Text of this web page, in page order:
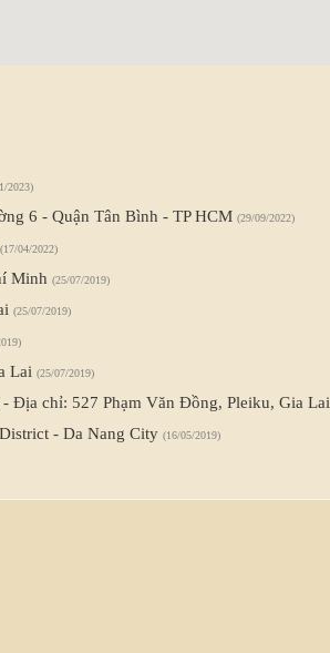
2023)
6 - Quận Tân Bình - TP HCM (29/09/2022)
(17/04/2022)
Minh (25/07/2019)
(25/07/2019)
Lai (25/07/2019)
Địa chỉ: 527 Phạm Văn Đồng, Pleiku, Gia Lai
- Da Nang City (16/05/2019)